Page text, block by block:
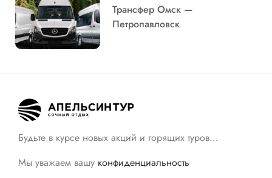
Трансфер Омск —
Петропавловск
Будьте в курсе новых акций и горящих туров…
Мы уважаем вашу конфиденциальность